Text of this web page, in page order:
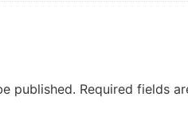
published. Required fields